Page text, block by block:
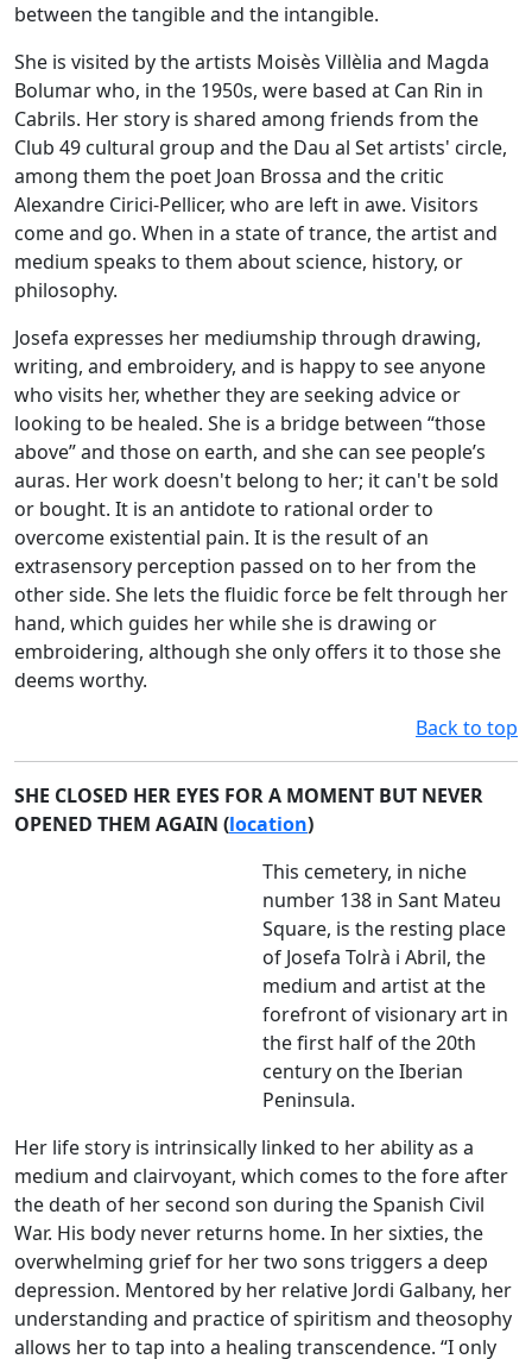
between the tangible and the intangible.
She is visited by the artists Moisès Villèlia and Magda
Bolumar who, in the 1950s, were based at Can Rin in
Cabrils. Her story is shared among friends from the
Club 49 cultural group and the Dau al Set artists' circle,
among them the poet Joan Brossa and the critic
Alexandre Cirici-Pellicer, who are left in awe. Visitors
come and go. When in a state of trance, the artist and
medium speaks to them about science, history, or
philosophy.
Josefa expresses her mediumship through drawing,
writing, and embroidery, and is happy to see anyone
who visits her, whether they are seeking advice or
looking to be healed. She is a bridge between “those
above” and those on earth, and she can see people’s
auras. Her work doesn't belong to her; it can't be sold
or bought. It is an antidote to rational order to
overcome existential pain. It is the result of an
extrasensory perception passed on to her from the
other side. She lets the fluidic force be felt through her
hand, which guides her while she is drawing or
embroidering, although she only offers it to those she
deems worthy.
Back to top
SHE CLOSED HER EYES FOR A MOMENT BUT NEVER
OPENED THEM AGAIN (location)
This cemetery, in niche
number 138 in Sant Mateu
Square, is the resting place
of Josefa Tolrà i Abril, the
medium and artist at the
forefront of visionary art in
the first half of the 20th
century on the Iberian
Peninsula.
Her life story is intrinsically linked to her ability as a
medium and clairvoyant, which comes to the fore after
the death of her second son during the Spanish Civil
War. His body never returns home. In her sixties, the
overwhelming grief for her two sons triggers a deep
depression. Mentored by her relative Jordi Galbany, her
understanding and practice of spiritism and theosophy
allows her to tap into a healing transcendence. “I only